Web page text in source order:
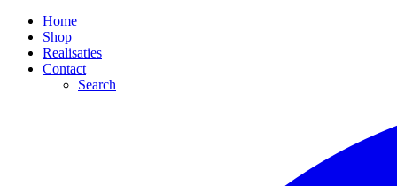
Home
Shop
Realisaties
Contact
Search